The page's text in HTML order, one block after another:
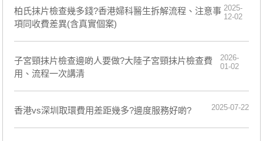
柏氏抹片檢查幾多錢?香港婦科醫生拆解流程、注意事
項同收費差異(含真實個案)
2025-
12-02
子宮頸抹片檢查邊啲人要做?大陸子宮頸抹片檢查費
用、流程一次講清
2026-
01-02
香港vs深圳取環費用差距幾多?邊度服務好啲? 2025-07-22